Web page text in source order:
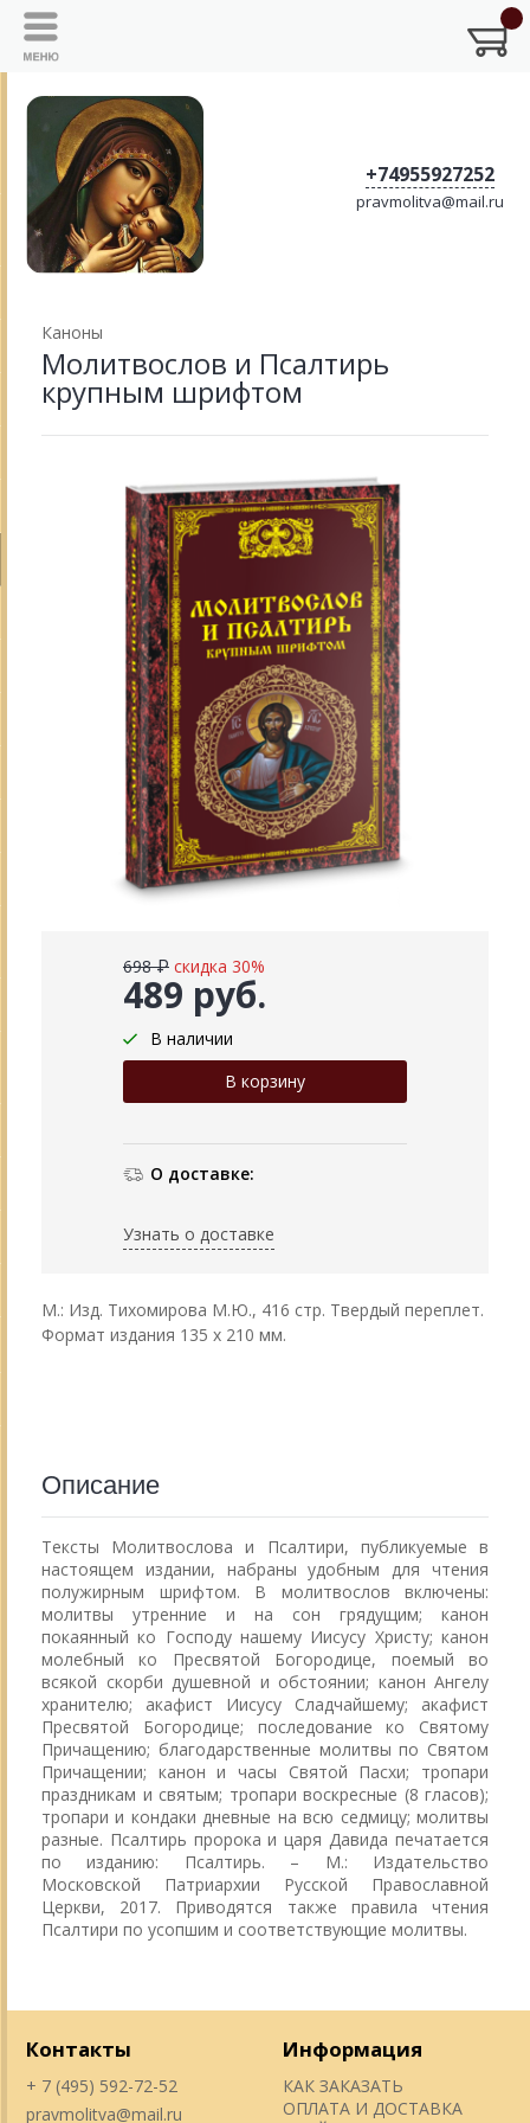
+74955927252
pravmolitva@mail.ru
Каноны
Молитвослов и Псалтирь
крупным шрифтом
489 руб.
698 ₽ скидка 30%
В наличии
О доставке:
Узнать о доставке
М.: Изд. Тихомирова М.Ю., 416 стр. Твердый переплет.
Формат издания 135 х 210 мм.
Описание
Тексты Молитвослова и Псалтири, публикуемые в
настоящем издании, набраны удобным для чтения
полужирным шрифтом. В молитвослов включены:
молитвы утренние и на сон грядущим; канон
покаянный ко Господу нашему Иисусу Христу; канон
молебный ко Пресвятой Богородице, поемый во
всякой скорби душевной и обстоянии; канон Ангелу
хранителю; акафист Иисусу Сладчайшему; акафист
Пресвятой Богородице; последование ко Святому
Причащению; благодарственные молитвы по Святом
Причащении; канон и часы Святой Пасхи; тропари
праздникам и святым; тропари воскресные (8 гласов);
тропари и кондаки дневные на всю седмицу; молитвы
разные. Псалтирь пророка и царя Давида печатается
по изданию: Псалтирь. – М.: Издательство
Московской Патриархии Русской Православной
Церкви, 2017. Приводятся также правила чтения
Псалтири по усопшим и соответствующие молитвы.
Контакты
+ 7 (495) 592-72-52
pravmolitva@mail.ru
Информация
КАК ЗАКАЗАТЬ
ОПЛАТА И ДОСТАВКА